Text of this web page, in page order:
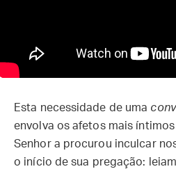
Esta necessidade de uma
envolva os afetos mais
Senhor a procurou inculcar
o início de sua pregação: